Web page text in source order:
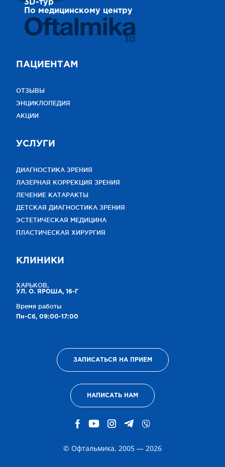
3D-тур
По медицинскому центру
3D
ПАЦИЕНТАМ
ОТЗЫВЫ
ЭНЦИКЛОПЕДИЯ
АКЦИИ
УСЛУГИ
ДИАГНОСТИКА ЗРЕНИЯ
ЛАЗЕРНАЯ КОРРЕКЦИЯ ЗРЕНИЯ
ЛЕЧЕНИЕ КАТАРАКТЫ
ДЕТСКАЯ ДИАГНОСТИКА ЗРЕНИЯ
ЭСТЕТИЧЕСКАЯ МЕДИЦИНА
ПЛАСТИЧЕСКАЯ ХИРУРГИЯ
КЛИНИКИ
ХАРЬКОВ,
УЛ. О. ЯРОША, 16-Г
Время работы
Пн-Сб, 09:00-17:00
ЗАПИСАТЬСЯ НА ПРИЕМ
НАПИСАТЬ НАМ
© Офтальмика, 2005 — 2026